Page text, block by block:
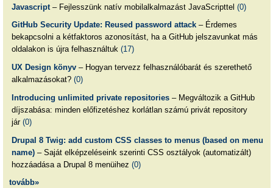
Javascript– Fejlesszünk natív mobilalkalmazást JavaScripttel (0)
GitHub Security Update: Reused password attack– Érdemes
bekapcsolni a kétfaktoros azonosítást, ha a GitHub jelszavunkat más
oldalakon is újra felhasználtuk (17)
UX Design könyv– Hogyan tervezz felhasználóbarát és szerethető
alkalmazásokat? (0)
Introducing unlimited private repositories– Megváltozik a GitHub
díjszabása: minden előfizetéshez korlátlan számú privát repository
jár (0)
Drupal 8 Twig: add custom CSS classes to menus (based on menu
name)– Saját elképzeléseink szerinti CSS osztályok (automatizált)
hozzáadása a Drupal 8 menüihez (0)
tovább»